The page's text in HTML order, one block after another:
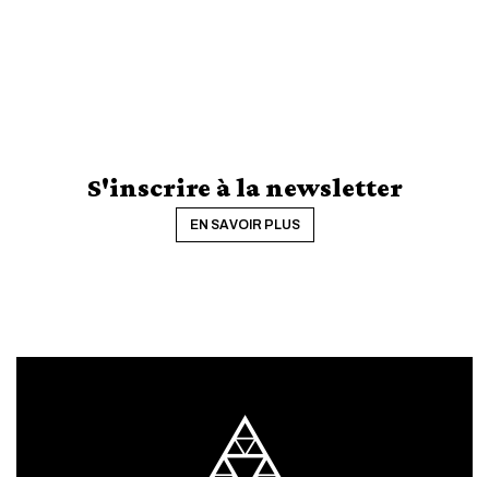
S'inscrire à la newsletter
EN SAVOIR PLUS